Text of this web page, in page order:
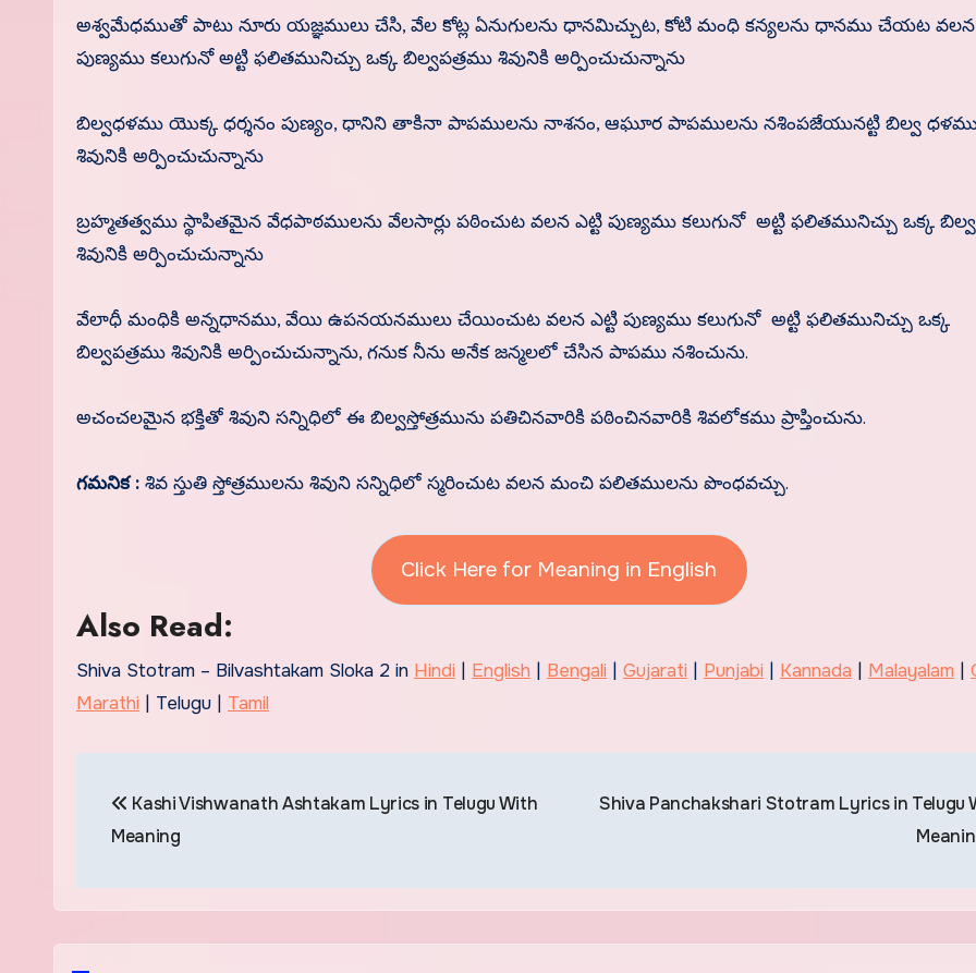
అశ్వమేధముతో పాటు నూరు యజ్ఞములు చేసి, వేల కోట్ల ఏనుగులను ధానమిచ్చుట, కోటి మంధి కన్యలను ధానము చేయట వలన
పుణ్యము కలుగునో అట్టి ఫలితమునిచ్చు ఒక్క బిల్వపత్రము శివునికి అర్పించుచున్నాను
బిల్వధళము యొక్క ధర్శనం పుణ్యం, ధానిని తాకినా పాపములను నాశనం, ఆఘూర పాపములను నశింపజేయునట్టి బిల్వ
శివునికి అర్పించుచున్నాను
బ్రహ్మతత్వము స్థాపితమైన వేధపాఠములను వేలసార్లు పఠించుట వలన ఎట్టి పుణ్యము కలుగునో అట్టి ఫలితమునిచ్చు ఒక్క
శివునికి అర్పించుచున్నాను
వేలాధీ మంధికి అన్నధానము, వేయి ఉపనయనములు చేయించుట వలన ఎట్టి పుణ్యము కలుగునో అట్టి ఫలితమునిచ్చు ఒక్క
బిల్వపత్రము శివునికి అర్పించుచున్నాను, గనుక నీను అనేక జన్మలలో చేసిన పాపము నశించును.
అచంచలమైన భక్తితో శివుని సన్నిధిలో ఈ బిల్వస్తోత్రమును పతిచినవారికి పఠించినవారికి శివలోకము ప్రాప్తించును.
గమనిక : శివ స్తుతి స్తోత్రములను శివుని సన్నిధిలో స్మరించుట వలన మంచి పలితములను పొంధవచ్చు.
Click Here for Meaning in English
Also Read:
Shiva Stotram – Bilvashtakam Sloka 2 in Hindi | English | Bengali | Gujarati | Punjabi | Kannada | Malayalam |
Marathi | Telugu | Tamil
navigation
Kashi Vishwanath Ashtakam Lyrics in Telugu With
Meaning
Shiva Panchakshari Stotram Lyrics in Telugu